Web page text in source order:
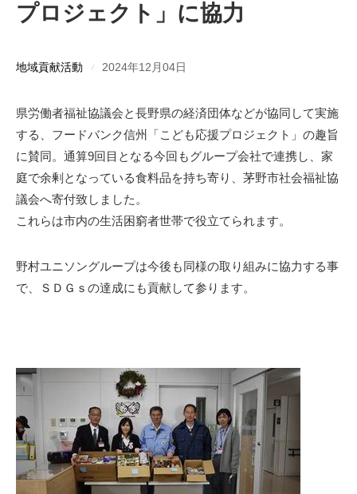
プロジェクト」に協力
地域貢献活動 2024年12月04日
県労働者福祉協議会と長野県の経済団体などが協同して実施
する、フードバンク信州「こども応援プロジェクト」の趣旨
に賛同。通算9回目となる今回もグループ会社で連携し、家
庭で余剰となっている食料品を持ち寄り、茅野市社会福祉協
議会へ寄付致しました。
これらは市内の生活困窮者世帯で役立てられます。
野村ユニソングループは今後も同様の取り組みに協力する事
で、ＳＤＧｓの達成にも貢献して参ります。